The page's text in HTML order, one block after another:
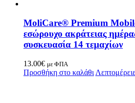
MoliCare® Premium
εσώρουχο ακράτειας
συσκευασία 14 τεμαχίων
13.00€ με ΦΠΑ
Προσθήκη στο καλάθι